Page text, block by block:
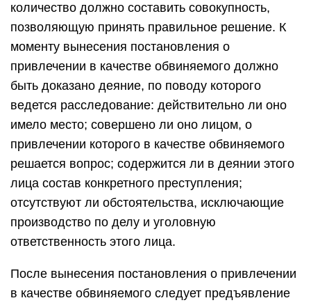
количество должно составить совокупность,
позволяющую принять правильное решение. К
моменту вынесения постановления о
привлечении в качестве обвиняемого должно
быть доказано деяние, по поводу которого
ведется расследование: действительно ли оно
имело место; совершено ли оно лицом, о
привлечении которого в качестве обвиняемого
решается вопрос; содержится ли в деянии этого
лица состав конкретного преступления;
отсутствуют ли обстоятельства, исключающие
производство по делу и уголовную
ответственность этого лица.
После вынесения постановления о привлечении
в качестве обвиняемого следует предъявление